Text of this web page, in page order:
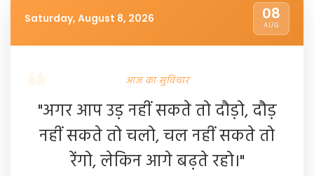
Saturday, August 8, 2026 08
AUG
आज का सुविचार
"अगर आप उड़ नहीं सकते तो दौड़ो, दौड़
नहीं सकते तो चलो, चल नहीं सकते तो
रेंगो, लेकिन आगे बढ़ते रहो।"